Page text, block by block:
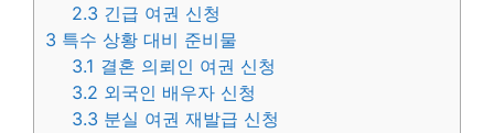
2.3 긴급 여권 신청
3 특수 상황 대비 준비물
3.1 결혼 의뢰인 여권 신청
3.2 외국인 배우자 신청
3.3 분실 여권 재발급 신청